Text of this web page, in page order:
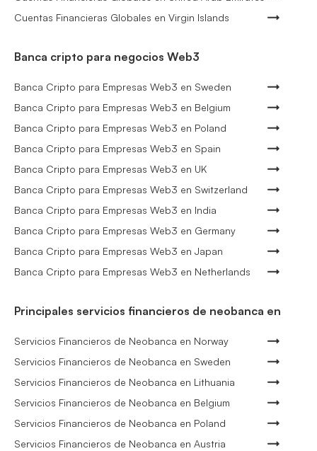
Cuentas Financieras Globales en Virgin Islands
Banca cripto para negocios Web3
Banca Cripto para Empresas Web3 en Sweden
Banca Cripto para Empresas Web3 en Belgium
Banca Cripto para Empresas Web3 en Poland
Banca Cripto para Empresas Web3 en Spain
Banca Cripto para Empresas Web3 en UK
Banca Cripto para Empresas Web3 en Switzerland
Banca Cripto para Empresas Web3 en India
Banca Cripto para Empresas Web3 en Germany
Banca Cripto para Empresas Web3 en Japan
Banca Cripto para Empresas Web3 en Netherlands
Principales servicios financieros de neobanca en
Servicios Financieros de Neobanca en Norway
Servicios Financieros de Neobanca en Sweden
Servicios Financieros de Neobanca en Lithuania
Servicios Financieros de Neobanca en Belgium
Servicios Financieros de Neobanca en Poland
Servicios Financieros de Neobanca en Austria